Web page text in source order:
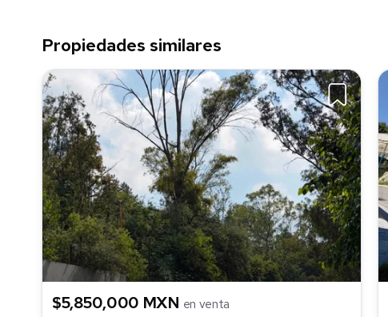
Propiedades similares
$5,850,000 MXN en venta